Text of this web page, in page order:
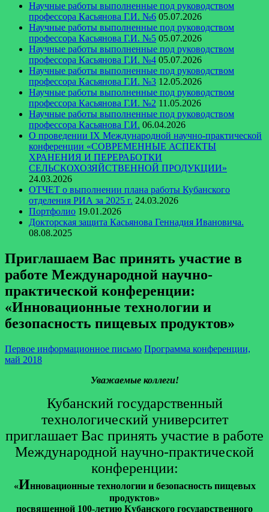
Научные работы выполненные под руководством
профессора Касьянова Г.И. №6 05.07.2026
Научные работы выполненные под руководством
профессора Касьянова Г.И. №5 05.07.2026
Научные работы выполненные под руководством
профессора Касьянова Г.И. №4 05.07.2026
Научные работы выполненные под руководством
профессора Касьянова Г.И. №3 12.05.2026
Научные работы выполненные под руководством
профессора Касьянова Г.И. №2 11.05.2026
Научные работы выполненные под руководством
профессора Касьянова Г.И. 06.04.2026
О проведении IX Международной научно-практической
конференции «СОВРЕМЕННЫЕ АСПЕКТЫ
ХРАНЕНИЯ И ПЕРЕРАБОТКИ
СЕЛЬСКОХОЗЯЙСТВЕННОЙ ПРОДУКЦИИ»
24.03.2026
ОТЧЕТ о выполнении плана работы Кубанского
отделения РИА за 2025 г. 24.03.2026
Портфолио 19.01.2026
Докторская защита Касьянова Геннадия Ивановича.
08.08.2025
Приглашаем Вас принять участие в
работе Международной научно-
практической конференции:
«Инновационные технологии и
безопасность пищевых продуктов»
Первое информационное письмо Программа конференции,
май 2018
Уважаемые коллеги!
Кубанский государственный
технологический университет
приглашает Вас принять участие в работе
Международной научно-практической
конференции:
«Инновационные технологии и безопасность пищевых
продуктов»
посвященной 100-летию Кубанского государственного